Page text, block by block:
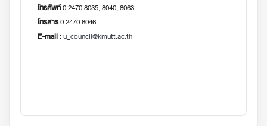
โทรศัพท์0 2470 8035, 8040, 8063
โทรสาร0 2470 8046
E-mail :u_council@kmutt.ac.th